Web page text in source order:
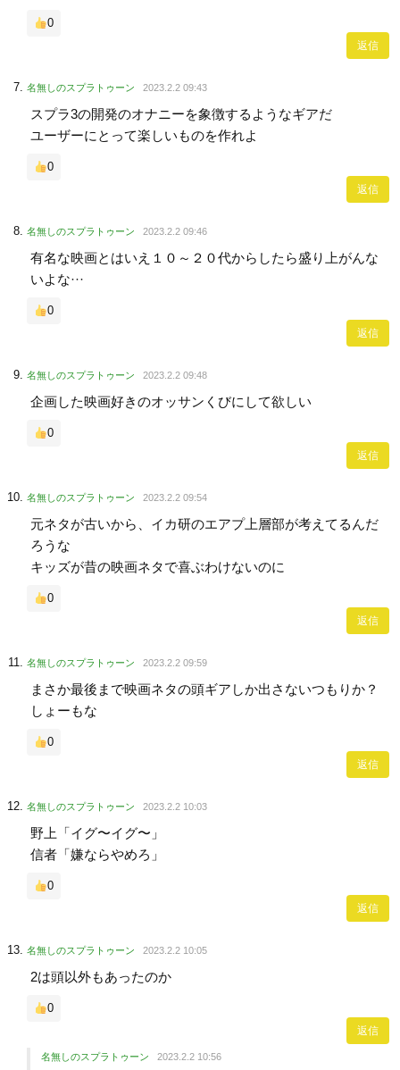
0
返信
名無しのスプラトゥーン 2023.2.2 09:43
スプラ3の開発のオナニーを象徴するようなギアだ
ユーザーにとって楽しいものを作れよ
0
返信
名無しのスプラトゥーン 2023.2.2 09:46
有名な映画とはいえ１０～２０代からしたら盛り上がんな
いよな···
0
返信
名無しのスプラトゥーン 2023.2.2 09:48
企画した映画好きのオッサンくびにして欲しい
0
返信
名無しのスプラトゥーン 2023.2.2 09:54
元ネタが古いから、イカ研のエアプ上層部が考えてるんだ
ろうな
キッズが昔の映画ネタで喜ぶわけないのに
0
返信
名無しのスプラトゥーン 2023.2.2 09:59
まさか最後まで映画ネタの頭ギアしか出さないつもりか？
しょーもな
0
返信
名無しのスプラトゥーン 2023.2.2 10:03
野上「イグ〜イグ〜」
信者「嫌ならやめろ」
0
返信
名無しのスプラトゥーン 2023.2.2 10:05
2は頭以外もあったのか
0
返信
名無しのスプラトゥーン 2023.2.2 10:56